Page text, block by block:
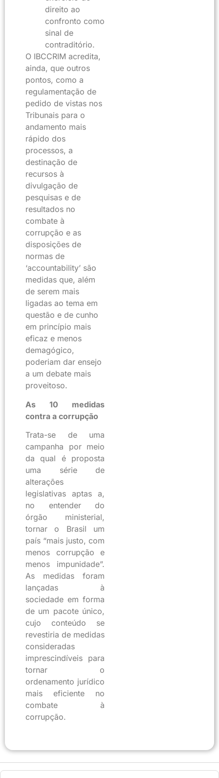
direito ao
confronto como
sinal de
contraditório.
O IBCCRIM acredita,
ainda, que outros
pontos, como a
regulamentação de
pedido de vistas nos
Tribunais para o
andamento mais
rápido dos
processos, a
destinação de
recursos à
divulgação de
pesquisas e de
resultados no
combate à
corrupção e as
disposições de
normas de
‘accountability’ são
medidas que, além
de serem mais
ligadas ao tema em
questão e de cunho
em princípio mais
eficaz e menos
demagógico,
poderiam dar ensejo
a um debate mais
proveitoso.
As 10 medidas
contra a corrupção
Trata-se de uma
campanha por meio
da qual é proposta
uma série de
alterações
legislativas aptas a,
no entender do
órgão ministerial,
tornar o Brasil um
país “mais justo, com
menos corrupção e
menos impunidade”.
As medidas foram
lançadas à
sociedade em forma
de um pacote único,
cujo conteúdo se
revestiria de medidas
consideradas
imprescindíveis para
tornar o
ordenamento jurídico
mais eficiente no
combate à
corrupção.